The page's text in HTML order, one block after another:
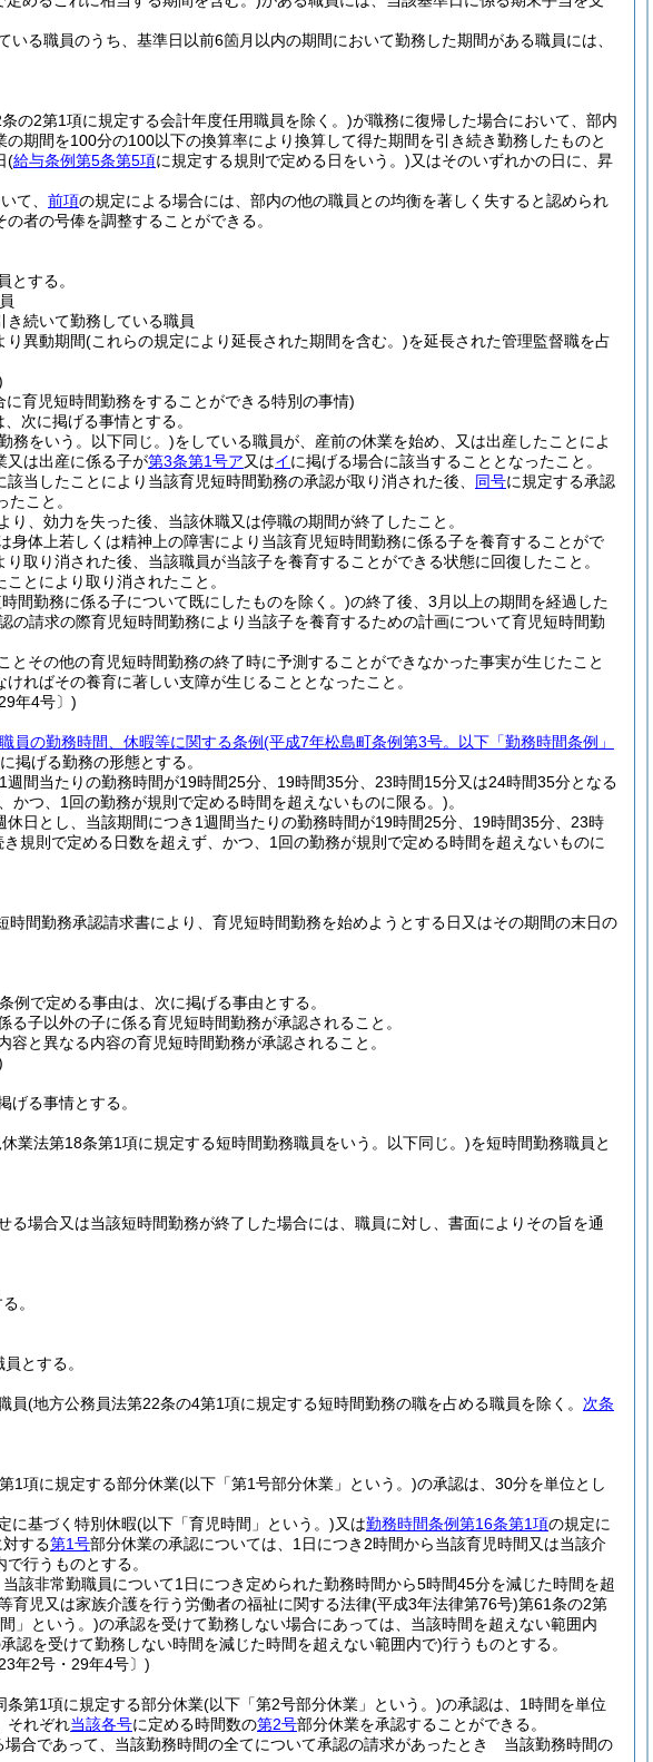
る職員のうち、基準日以前6箇月以内の期間において勤務した期間がある職員には、
の2第1項に規定する会計年度任用職員を除く。)が職務に復帰した場合において、部内
期間を100分の100以下の換算率により換算して得た期間を引き続き勤務したものと
(給与条例第5条第5項に規定する規則で定める日をいう。)又はそのいずれかの日に、昇
て、 前項の規定による場合には、部内の他の職員との均衡を著しく失すると認められ
者の号俸を調整することができる。
とする。
き続いて勤務している職員
り異動期間(これらの規定により延長された期間を含む。)を延長された管理監督職を占
育児短時間勤務をすることができる特別の事情)
次に掲げる事情とする。
務をいう。以下同じ。)をしている職員が、産前の休業を始め、又は出産したことによ
又は出産に係る子が第3条第1号ア又はイに掲げる場合に該当することとなったこと。
該当したことにより当該育児短時間勤務の承認が取り消された後、 同号に規定する承認
こと。
、効力を失った後、当該休職又は停職の期間が終了したこと。
体上若しくは精神上の障害により当該育児短時間勤務に係る子を養育することがで
取り消された後、当該職員が当該子を養育することができる状態に回復したこと。
とにより取り消されたこと。
間勤務に係る子について既にしたものを除く。)の終了後、3月以上の期間を経過した
請求の際育児短時間勤務により当該子を養育するための計画について育児短時間勤
その他の育児短時間勤務の終了時に予測することができなかった事実が生じたこと
ればその養育に著しい支障が生じることとなったこと。
年4号〕)
職員の勤務時間、休暇等に関する条例(平成7年松島町条例第3号。以下「勤務時間条例」
に掲げる勤務の形態とする。
間当たりの勤務時間が19時間25分、19時間35分、23時間15分又は24時間35分となる
かつ、1回の勤務が規則で定める時間を超えないものに限る。)。
日とし、当該期間につき1週間当たりの勤務時間が19時間25分、19時間35分、23時
規則で定める日数を超えず、かつ、1回の勤務が規則で定める時間を超えないものに
間勤務承認請求書により、育児短時間勤務を始めようとする日又はその期間の末日の
で定める事由は、次に掲げる事由とする。
子以外の子に係る育児短時間勤務が承認されること。
と異なる内容の育児短時間勤務が承認されること。
る事情とする。
業法第18条第1項に規定する短時間勤務職員をいう。以下同じ。)を短時間勤務職員と
場合又は当該短時間勤務が終了した場合には、職員に対し、書面によりその旨を通
。
とする。
員(地方公務員法第22条の4第1項に規定する短時間勤務の職を占める職員を除く。 次条
1項に規定する部分休業(以下「第1号部分休業」という。)の承認は、30分を単位とし
に基づく特別休暇(以下「育児時間」という。)又は勤務時間条例第16条第1項の規定に
対する第1号部分休業の承認については、1日につき2時間から当該育児時間又は当該介
行うものとする。
該非常勤職員について1日につき定められた勤務時間から5時間45分を減じた時間を超
育児又は家族介護を行う労働者の福祉に関する法律(平成3年法律第76号)第61条の2第
」という。)の承認を受けて勤務しない場合にあっては、当該時間を超えない範囲内
認を受けて勤務しない時間を減じた時間を超えない範囲内で)行うものとする。
年2号・29年4号〕)
条第1項に規定する部分休業(以下「第2号部分休業」という。)の承認は、1時間を単位
それぞれ当該各号に定める時間数の第2号部分休業を承認することができる。
合であって、当該勤務時間の全てについて承認の請求があったとき 当該勤務時間の